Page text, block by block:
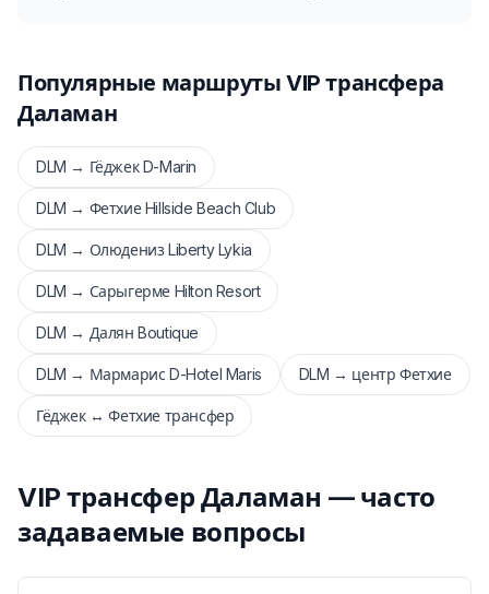
Популярные маршруты VIP трансфера
Даламан
DLM → Гёджек D-Marin
DLM → Фетхие Hillside Beach Club
DLM → Олюдениз Liberty Lykia
DLM → Сарыгерме Hilton Resort
DLM → Далян Boutique
DLM → Мармарис D-Hotel Maris DLM → центр Фетхие
Гёджек ↔ Фетхие трансфер
VIP трансфер Даламан — часто
задаваемые вопросы